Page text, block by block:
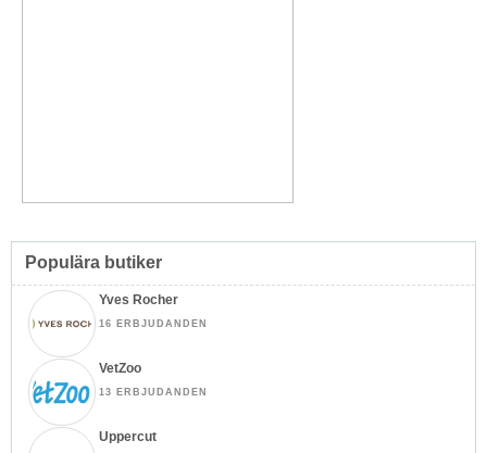
Populära butiker
Yves Rocher
16 ERBJUDANDEN
VetZoo
13 ERBJUDANDEN
Uppercut